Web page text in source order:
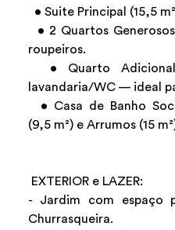
• Suite Principal (15,5
• 2 Quartos
roupeiros.
• Quarto
lavandaria/WC — ideal
• Casa de Banho
(9,5 m²) e Arrumos (15
EXTERIOR e LAZER:
- Jardim com espaço
Churrasqueira.